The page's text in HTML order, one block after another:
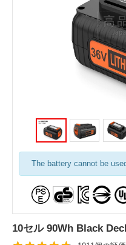
The battery cannot be
10セル 90Wh Black